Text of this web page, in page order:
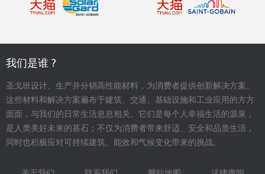
我们是谁 ?
圣戈班设计、生产并分销高性能材料，为消费者提供创新解决方案。
这些材料和解决方案遍布于建筑、交通、基础设施和工业应用的方方
面面，与我们的日常生活息息相关。它们是每个人幸福生活的源泉，
是人类美好未来的基石；不仅为消费者带来舒适、安全和品质生活，
同时也积极应对可持续建筑、能效和气候变化带来的挑战。